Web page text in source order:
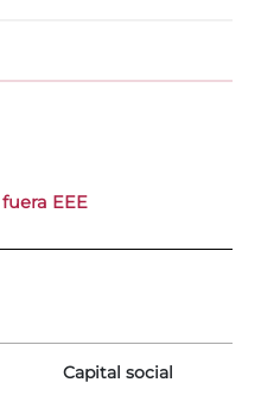
EEE
Capital social